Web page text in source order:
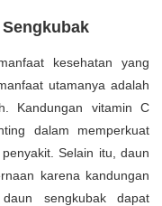
kesehatan yang
utamanya adalah
Kandungan vitamin C
dalam memperkuat
Selain itu, daun
karena kandungan
sengkubak dapat